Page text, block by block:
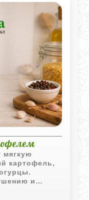
мягкую
картофель,
и